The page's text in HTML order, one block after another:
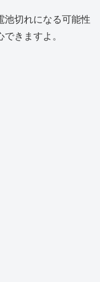
池切れになる可能性
きますよ。